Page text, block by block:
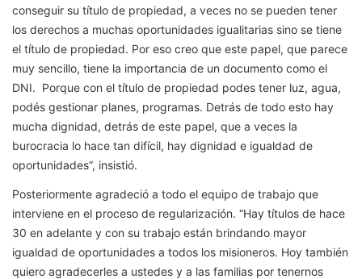
conseguir su título de propiedad, a veces no se pueden tener
los derechos a muchas oportunidades igualitarias sino se tiene
el título de propiedad. Por eso creo que este papel, que parece
muy sencillo, tiene la importancia de un documento como el
DNI. Porque con el título de propiedad podes tener luz, agua,
podés gestionar planes, programas. Detrás de todo esto hay
mucha dignidad, detrás de este papel, que a veces la
burocracia lo hace tan difícil, hay dignidad e igualdad de
oportunidades”, insistió.
Posteriormente agradeció a todo el equipo de trabajo que
interviene en el proceso de regularización. “Hay títulos de hace
30 en adelante y con su trabajo están brindando mayor
igualdad de oportunidades a todos los misioneros. Hoy también
quiero agradecerles a ustedes y a las familias por tenernos